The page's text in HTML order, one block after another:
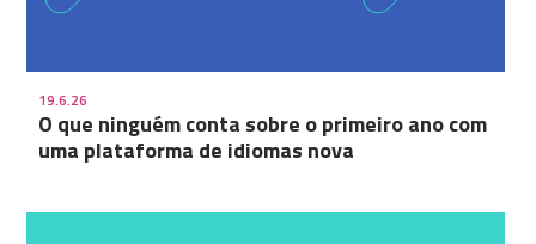
19.6.26
O que ninguém conta sobre o primeiro ano com
uma plataforma de idiomas nova